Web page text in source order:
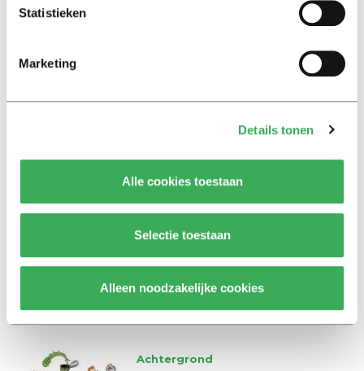
Statistieken
Marketing
Details tonen
Alle cookies toestaan
Selectie toestaan
Alleen noodzakelijke cookies
bedreigingen en desinformatie:
‘Wetenschappers, kom die
Achtergrond
Kinderen spelen de Zero
kregen er een paar miljoen
inwoners bij’
Achtergrond